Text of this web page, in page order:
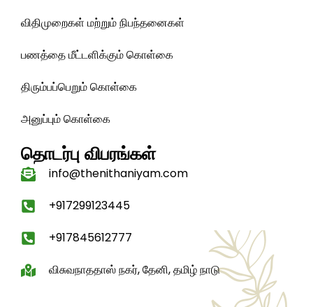
விதிமுறைகள் மற்றும் நிபந்தனைகள்
பணத்தை மீட்டளிக்கும் கொள்கை
திரும்பப்பெறும் கொள்கை
அனுப்பும் கொள்கை
தொடர்பு விபரங்கள்
info@thenithaniyam.com
+917299123445
+917845612777
விசுவநாததாஸ் நகர், தேனி, தமிழ் நாடு